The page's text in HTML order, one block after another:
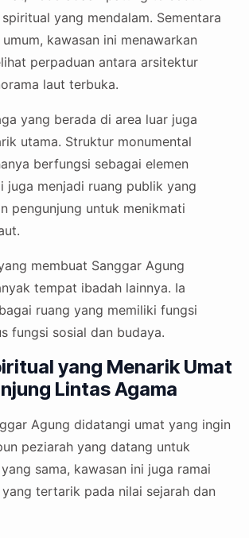
yang mendalam. Sementara
kawasan ini menawarkan
perpaduan antara arsitektur
laut terbuka.
yang berada di area luar juga
utama. Struktur monumental
berfungsi sebagai elemen
juga menjadi ruang publik yang
pengunjung untuk menikmati
membuat Sanggar Agung
tempat ibadah lainnya. Ia
ruang yang memiliki fungsi
fungsi sosial dan budaya.
yang Menarik Umat
Lintas Agama
Agung didatangi umat yang ingin
peziarah yang datang untuk
sama, kawasan ini juga ramai
tertarik pada nilai sejarah dan